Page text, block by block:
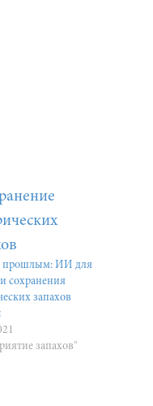
прошлым: ИИ для
сохранения
запахов
запахов"